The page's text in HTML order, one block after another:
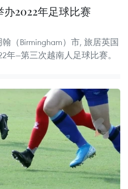
2022年足球比赛
（Birmingham）市, 旅居英国
年—第三次越南人足球比赛。